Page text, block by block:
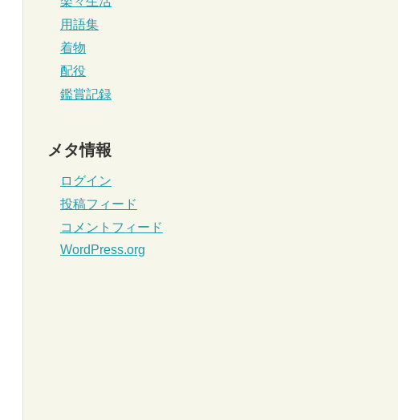
用語集
着物
配役
鑑賞記録
メタ情報
ログイン
投稿フィード
コメントフィード
WordPress.org